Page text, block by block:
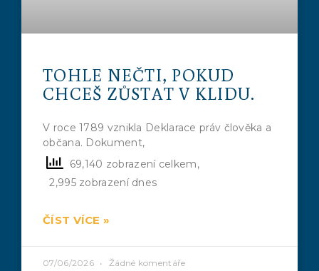
TOHLE NEČTI, POKUD
CHCEŠ ZŮSTAT V KLIDU.
V roce 1789 vznikla Deklarace práv člověka a
občana. Dokument,
69,140 zobrazení celkem,
2,995 zobrazení dnes
ČÍST VÍCE »
07/06/2026 Žádné komentáře